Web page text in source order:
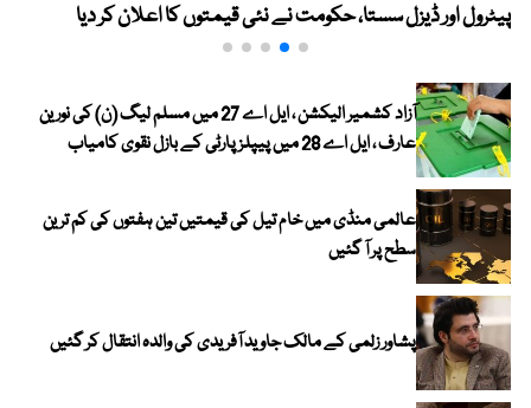
پیٹرول اور ڈیزل سستا، حکومت نے نئی قیمتوں کا اعلان کر دیا
آزاد کشمیر الیکشن ، ایل اے 27 میں مسلم لیگ (ن) کی نورین
عارف ، ایل اے 28 میں پیپلز پارٹی کے بازل نقوی کامیاب
عالمی منڈی میں خام تیل کی قیمتیں تین ہفتوں کی کم ترین
سطح پر آ گئیں
پشاور زلمی کے مالک جاوید آفریدی کی والدہ انتقال کر گئیں